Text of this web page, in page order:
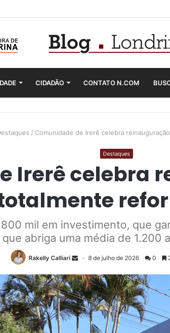
CIDADÃO CONTATO N.COM
/ Comunidade de Irerê celebra
Destaques
Irerê celebra
mil em investimento, que
abriga uma média de 1.200
Rakelly Calliari 8 de julho de 2026 0